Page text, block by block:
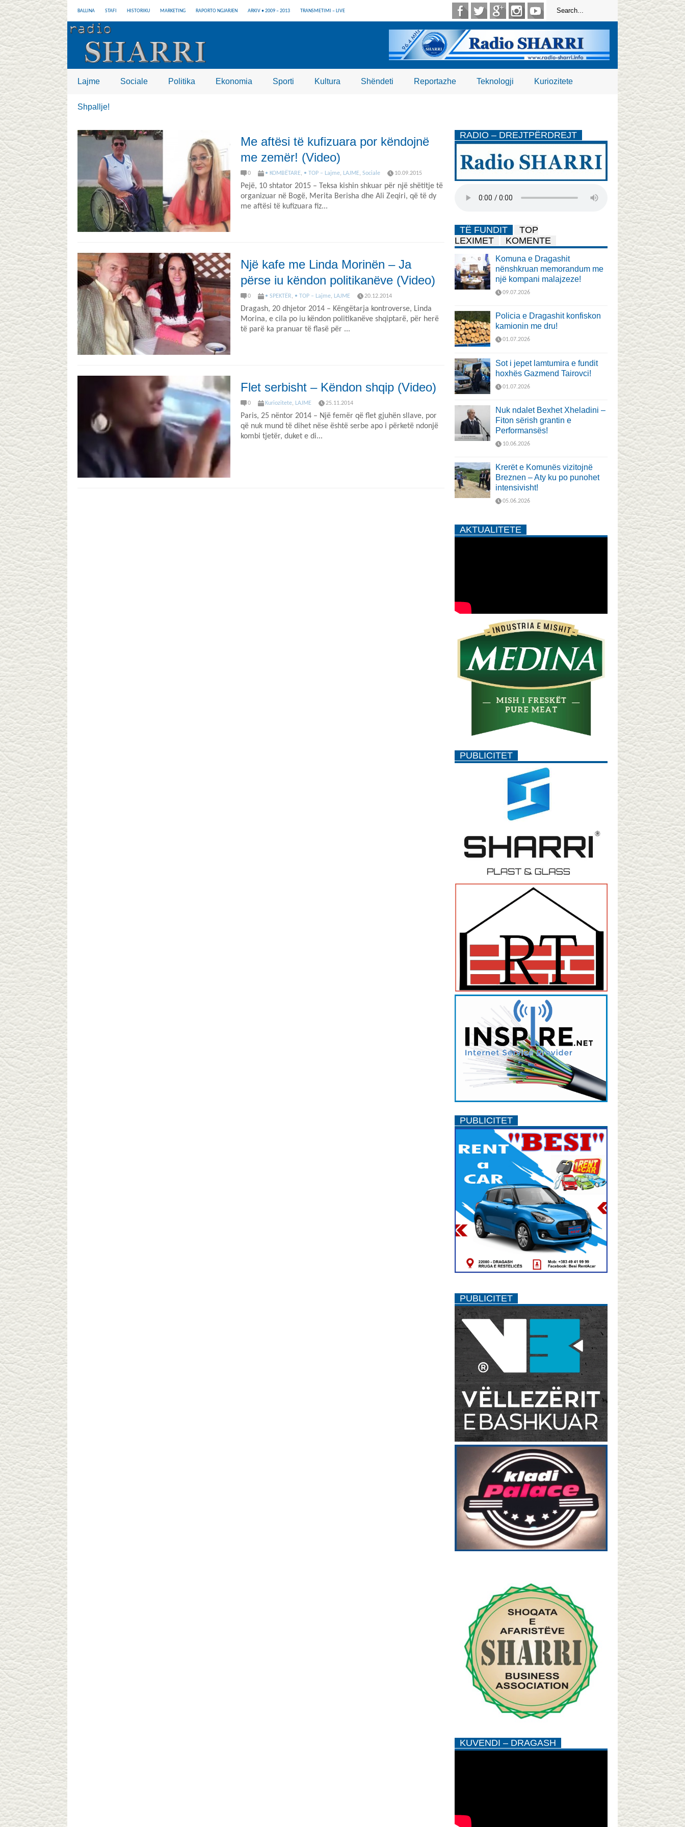
BALLINA STAFI HISTORIKU MARKETING RAPORTO NGJARJEN ARKIV • 2009 – 2013 TRANSMETIMI – LIVE
Lajme Sociale Politika Ekonomia Sporti Kultura Shëndeti Reportazhe Teknologji Kuriozitete
Shpallje!
Me aftësi të kufizuara por këndojnë
me zemër! (Video)
0 • KOMBËTARE, • TOP – Lajme, LAJME, Sociale 10.09.2015
Pejë, 10 shtator 2015 – Teksa kishin shkuar për një shëtitje të
organizuar në Bogë, Merita Berisha dhe Ali Zeqiri, që të dy
me aftësi të kufizuara fiz...
Një kafe me Linda Morinën – Ja
përse iu këndon politikanëve (Video)
0 • SPEKTËR, • TOP – Lajme, LAJME 20.12.2014
Dragash, 20 dhjetor 2014 – Këngëtarja kontroverse, Linda
Morina, e cila po iu këndon politikanëve shqiptarë, për herë
të parë ka pranuar të flasë për ...
Flet serbisht – Këndon shqip (Video)
0 Kuriozitete, LAJME 25.11.2014
Paris, 25 nëntor 2014 – Një femër që flet gjuhën sllave, por
që nuk mund të dihet nëse është serbe apo i përketë ndonjë
kombi tjetër, duket e di...
RADIO – DREJTPËRDREJT
TË FUNDIT
TOP
LEXIMET
KOMENTE
Komuna e Dragashit
nënshkruan memorandum me
një kompani malajzeze!
09.07.2026
Policia e Dragashit konfiskon
kamionin me dru!
01.07.2026
Sot i jepet lamtumira e fundit
hoxhës Gazmend Tairovci!
01.07.2026
Nuk ndalet Bexhet Xheladini –
Fiton sërish grantin e
Performansës!
10.06.2026
Krerët e Komunës vizitojnë
Breznen – Aty ku po punohet
intensivisht!
05.06.2026
AKTUALITETE
PUBLICITET
PUBLICITET
PUBLICITET
KUVENDI – DRAGASH